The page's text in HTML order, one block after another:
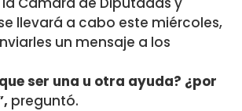
llevará a cabo este miércoles,
un mensaje a los
ser una u otra ayuda? ¿por
preguntó.